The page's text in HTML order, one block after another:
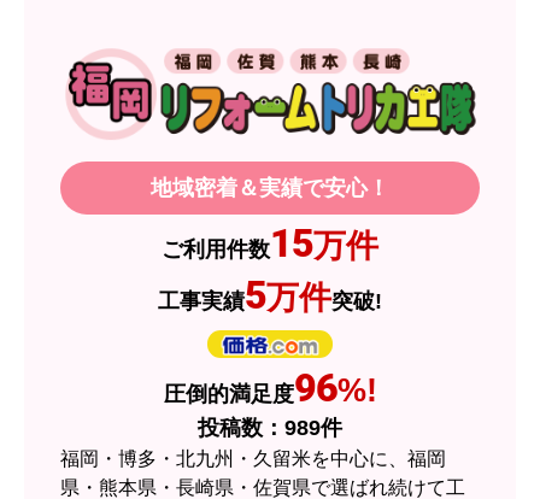
【その他感想・コメント】
製品価格もですが、設置や保証なども充実してい
るので、今後も頼りになるショップの一つです。
2026年7月3日 19:01
欲しい商品をスムーズに注文できましたか？
ショップからの連絡や対応は適切でしたか？
予定の期日までに商品が届きましたか？
はい
地域密着＆実績で安心！
ご利用件数15万件
工事実績5万件突破!
圧倒的満足度96%!
投稿数： 989件
福岡・博多・北九州・久留米を中心に、福岡
県・熊本県・長崎県・佐賀県で選ばれ続けて工